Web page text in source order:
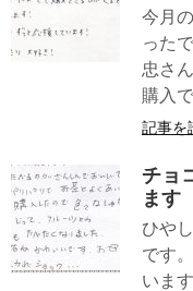
今月
った
忠さ
購入
記事を
チョ
ます
ひや
です
いま